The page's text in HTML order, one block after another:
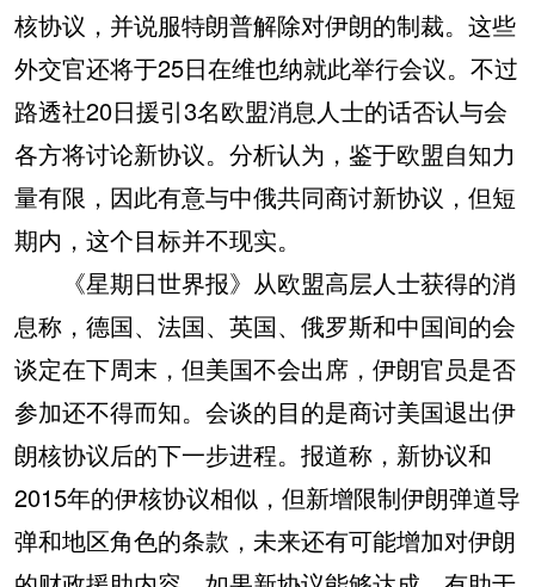
核协议，并说服特朗普解除对伊朗的制裁。这些
外交官还将于25日在维也纳就此举行会议。不过
路透社20日援引3名欧盟消息人士的话否认与会
各方将讨论新协议。分析认为，鉴于欧盟自知力
量有限，因此有意与中俄共同商讨新协议，但短
期内，这个目标并不现实。
《星期日世界报》从欧盟高层人士获得的消
息称，德国、法国、英国、俄罗斯和中国间的会
谈定在下周末，但美国不会出席，伊朗官员是否
参加还不得而知。会谈的目的是商讨美国退出伊
朗核协议后的下一步进程。报道称，新协议和
2015年的伊核协议相似，但新增限制伊朗弹道导
弹和地区角色的条款，未来还有可能增加对伊朗